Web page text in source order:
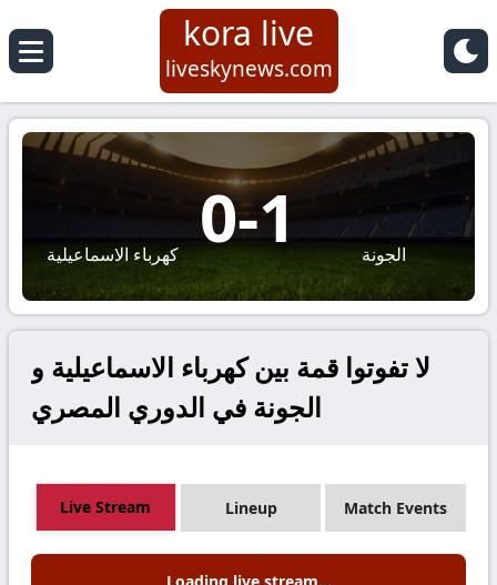
kora live
liveskynews.com
كهرباء الاسماعيلية 0-1 الجونة
لا تفوتوا قمة بين كهرباء الاسماعيلية و
الجونة في الدوري المصري
Live Stream Lineup Match Events